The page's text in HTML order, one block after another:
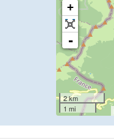
+
-
2 km
1 mi